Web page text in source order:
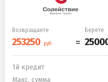
Возвращаете Берете
1й кредит
Макс. сумма